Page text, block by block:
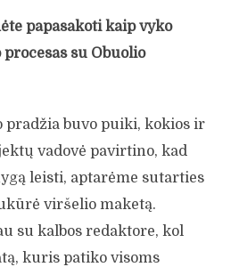
papasakoti kaip vyko
su Obuolio
pradžia buvo puiki, kokios ir
vadovė pavirtino, kad
leisti, aptarėme sutarties
viršelio maketą.
su kalbos redaktore, kol
kuris patiko visoms